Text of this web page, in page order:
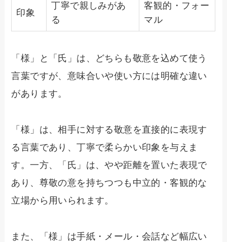
印象
丁寧で親しみがあ
る
客観的・フォー
マル
「様」と「氏」は、どちらも敬意を込めて使う
言葉ですが、意味合いや使い方には明確な違い
があります。
「様」は、相手に対する敬意を直接的に表現す
る言葉であり、丁寧で柔らかい印象を与えま
す。一方、「氏」は、やや距離を置いた表現で
あり、尊敬の意を持ちつつも中立的・客観的な
立場から用いられます。
また、「様」は手紙・メール・会話など幅広い